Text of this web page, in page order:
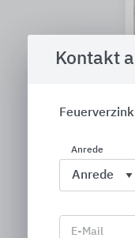
Kontakt
Anrede
E-Mail